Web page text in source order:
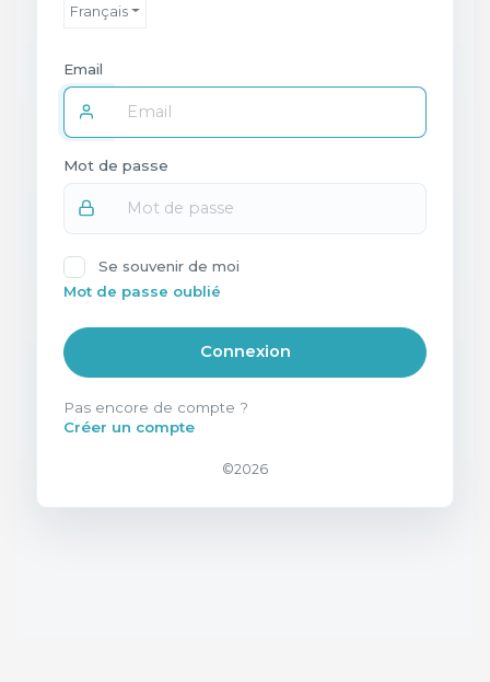
Français
Email
Mot de passe
Se souvenir de moi
Mot de passe oublié
Connexion
Pas encore de compte ?
Créer un compte
©2026